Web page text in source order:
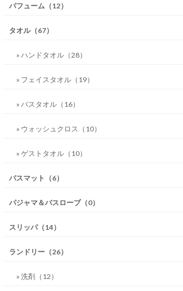
パフューム（12）
タオル（67）
» ハンドタオル（28）
» フェイスタオル（19）
» バスタオル（16）
» ウォッシュクロス（10）
» ゲストタオル（10）
バスマット（6）
パジャマ＆バスローブ（0）
スリッパ（14）
ランドリー（26）
» 洗剤（12）